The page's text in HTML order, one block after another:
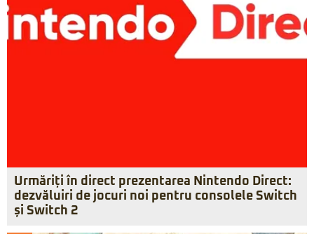
Urmăriți în direct prezentarea Nintendo Direct:
dezvăluiri de jocuri noi pentru consolele Switch
și Switch 2